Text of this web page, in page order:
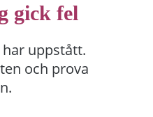
gick fel
uppstått.
och prova